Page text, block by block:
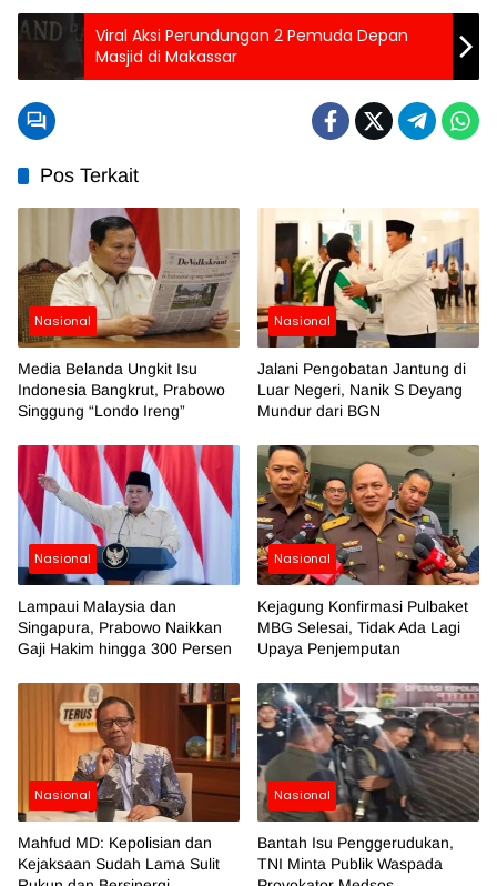
Viral Aksi Perundungan 2 Pemuda Depan
Masjid di Makassar
Pos Terkait
Nasional
Media Belanda Ungkit Isu
Indonesia Bangkrut, Prabowo
Singgung “Londo Ireng”
Nasional
Jalani Pengobatan Jantung di
Luar Negeri, Nanik S Deyang
Mundur dari BGN
Nasional
Lampaui Malaysia dan
Singapura, Prabowo Naikkan
Gaji Hakim hingga 300 Persen
Nasional
Kejagung Konfirmasi Pulbaket
MBG Selesai, Tidak Ada Lagi
Upaya Penjemputan
Nasional
Mahfud MD: Kepolisian dan
Kejaksaan Sudah Lama Sulit
Nasional
Bantah Isu Penggerudukan,
TNI Minta Publik Waspada